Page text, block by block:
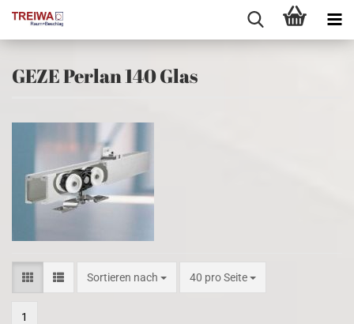
GEZE Perlan 140 Glas
Sortieren nach
Sortieren nach 40 pro Seite
pro Seite
1